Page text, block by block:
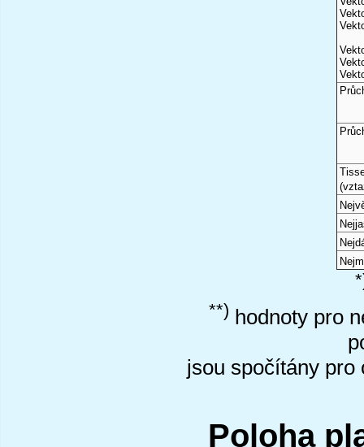
**) hodnoty pro
jsou spočítány pro
Poloha